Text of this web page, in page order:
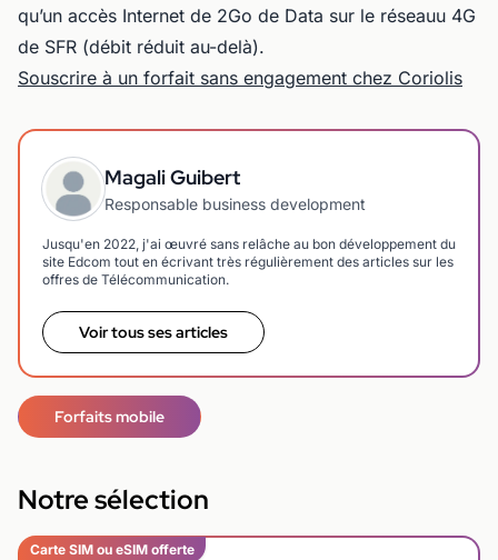
qu’un accès Internet de 2Go de Data sur le réseauu 4G
de SFR (débit réduit au-delà).
Souscrire à un forfait sans engagement chez Coriolis
Magali Guibert
Responsable business development
Jusqu'en 2022, j'ai œuvré sans relâche au bon développement du
site Edcom tout en écrivant très régulièrement des articles sur les
offres de Télécommunication.
Voir tous ses articles
Forfaits mobile
Notre sélection
Carte SIM ou eSIM offerte